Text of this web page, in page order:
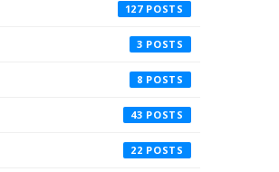
127
3
8
43
22